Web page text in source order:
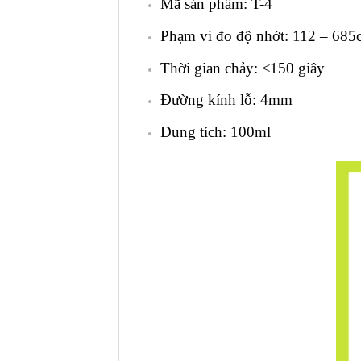
Mã sản phẩm: T-4
Phạm vi đo độ nhớt: 112 –
Thời gian chảy: ≤150 giây
Đường kính lỗ: 4mm
Dung tích: 100ml